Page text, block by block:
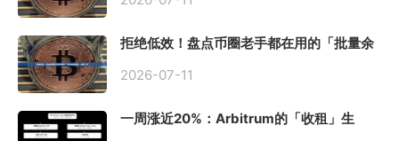
拒绝低效！盘点币圈老手都在用的「批量余
2026-07-11
一周涨近20%：Arbitrum的「收租」生